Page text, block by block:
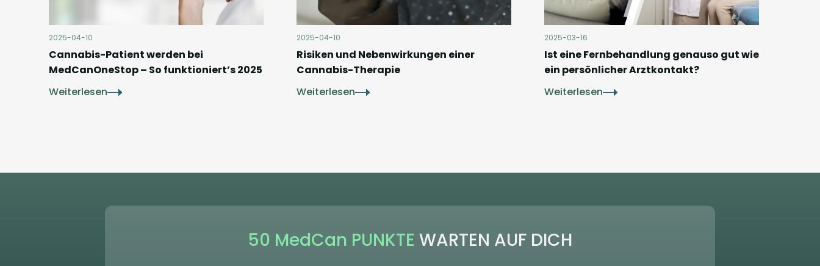
2025-04-10
Cannabis-Patient werden bei
MedCanOneStop – So funktioniert’s 2025
Weiterlesen
2025-04-10
Risiken und Nebenwirkungen einer
Cannabis-Therapie
Weiterlesen
2025-03-16
Ist eine Fernbehandlung genauso gut wie
ein persönlicher Arztkontakt?
Weiterlesen
50 MedCan PUNKTE WARTEN AUF DICH